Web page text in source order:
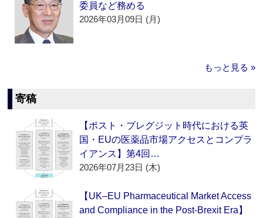
委員など務める
2026年03月09日 (月)
もっと見る »
寄稿
【ポスト・ブレグジット時代における英
国・EUの医薬品市場アクセスとコンプラ
イアンス】第4回…
2026年07月23日 (木)
【UK–EU Pharmaceutical Market Access
and Compliance in the Post-Brexit Era】